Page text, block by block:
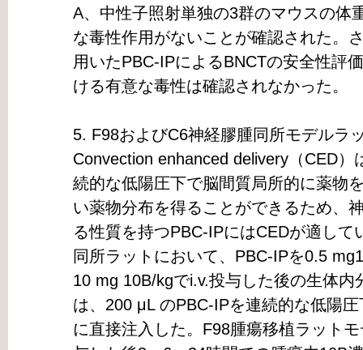
A、中性子照射単独の3群のマウスの体
な毒性作用がないことが確認された。
用いたPBC-IPによるBNCTの安全性評
ける有意な毒性は確認されなかった。
5. F98およびC6神経膠腫同所モデルラ
Convection enhanced delivery（CED
続的な低陽圧下で脳間質局所的に薬物
い薬物分布を得ることができるため、
る性質を持つPBC-IPにはCEDが適し
同所ラットにおいて、PBC-IPを0.5
10 mg 10B/kgでi.v.投与した後の生体内
は、200 μL のPBC-IPを連続的な低陽
に直接注入した。F98腫瘍移植ラット